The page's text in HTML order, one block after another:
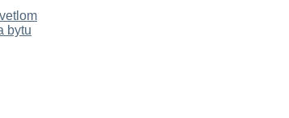
bytu